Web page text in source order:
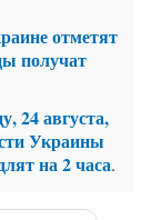
отметят
получат
24 августа,
Украины
на 2 часа.